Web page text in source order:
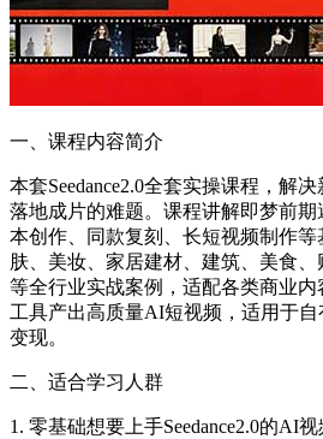
一、课程内容简介
本套Seedance2.0全套实操课程，解
落地成片的难题。课程讲解即梦前期
本创作、同款复刻、长短视频制作
肤、美妆、家居建材、建筑、美食
等全行业实战案例，适配各类商业内
工具产出高质量AI短视频，适用于
变现。
二、适合学习人群
1. 零基础想要上手Seedance2.0的AI